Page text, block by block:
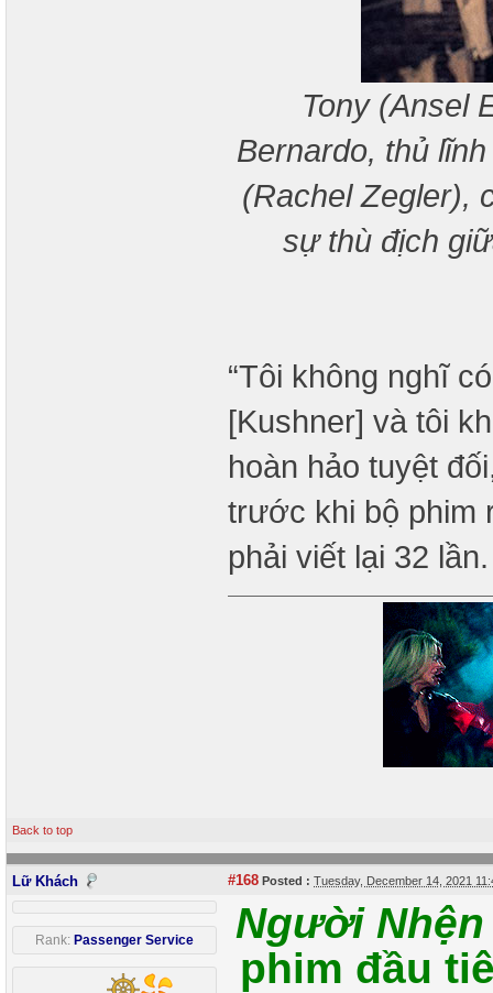
Tony (Ansel
Bernardo, thủ
(Rachel Zegler),
sự thù địch
“Tôi không nghĩ
[Kushner] và tôi
hoàn hảo tuyệt
trước khi bộ phim
phải viết lại 32
Back to top
Lữ Khách #168 Posted : Tuesday, December 14, 2021
Rank: Passenger Service
Người
phim đầu